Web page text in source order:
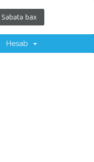
Səbətə bax
Hesab